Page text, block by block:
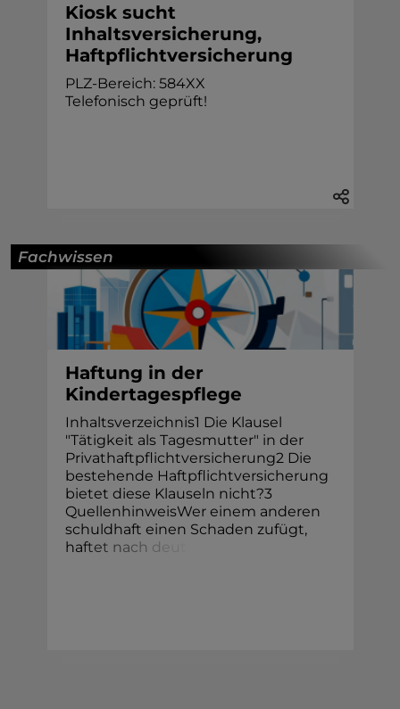
Kiosk sucht
Inhaltsversicherung,
Haftpflichtversicherung
PLZ-Bereich: 584XX
Telefonisch geprüft!
Fachwissen
Haftung in der
Kindertagespflege
Inhaltsverzeichnis1 Die Klausel
"Tätigkeit als Tagesmutter" in der
Privathaftpflichtversicherung2 Die
bestehende Haftpflichtversicherung
bietet diese Klauseln nicht?3
QuellenhinweisWer einem anderen
schuldhaft einen Schaden zufügt,
haftet nach de